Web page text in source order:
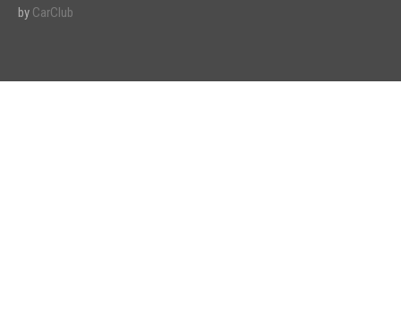
by CarClub